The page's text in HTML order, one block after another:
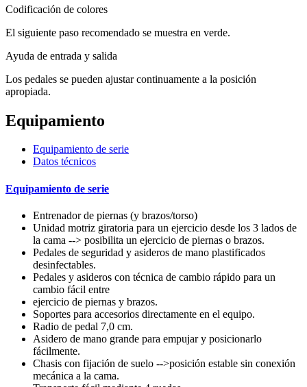
Codificación de colores
El siguiente paso recomendado se muestra en verde.
Ayuda de entrada y salida
Los pedales se pueden ajustar continuamente a la posición
apropiada.
Equipamiento
Equipamiento de serie
Datos técnicos
Equipamiento de serie
Entrenador de piernas (y brazos/torso)
Unidad motriz giratoria para un ejercicio desde los 3 lados de
la cama --> posibilita un ejercicio de piernas o brazos.
Pedales de seguridad y asideros de mano plastificados
desinfectables.
Pedales y asideros con técnica de cambio rápido para un
cambio fácil entre
ejercicio de piernas y brazos.
Soportes para accesorios directamente en el equipo.
Radio de pedal 7,0 cm.
Asidero de mano grande para empujar y posicionarlo
fácilmente.
Chasis con fijación de suelo -->posición estable sin conexión
mecánica a la cama.